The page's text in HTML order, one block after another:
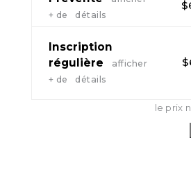
+ de détails
Inscription
régulière
afficher
+ de détails
le prix